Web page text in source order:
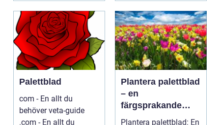
Palettblad
com - En allt du
behöver veta-guide
.com - En allt du
Plantera palettblad
– en
färgsprakande
prydnad för ditt
Plantera palettblad: En